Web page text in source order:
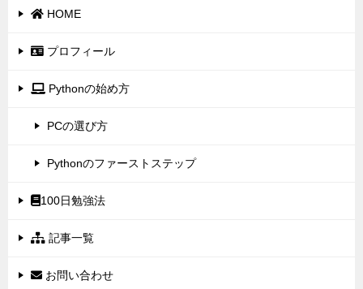
HOME
プロフィール
Pythonの始め方
PCの選び方
Pythonのファーストステップ
100日勉強法
記事一覧
お問い合わせ